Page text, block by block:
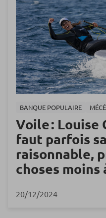
BANQUE POPULAIRE
Voile :
faut parfois
raisonnable,
choses moins
20/12/2024